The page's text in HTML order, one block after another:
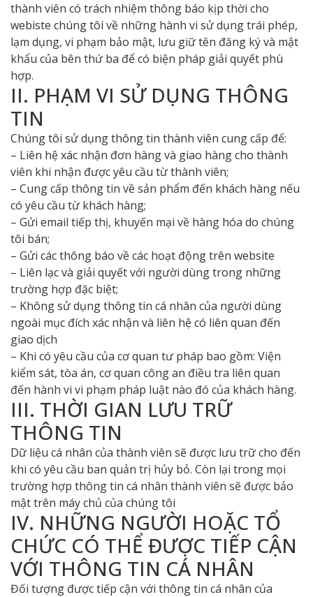
thành viên có trách nhiệm thông báo kịp thời cho
webiste chúng tôi về những hành vi sử dụng trái phép,
lạm dụng, vi phạm bảo mật, lưu giữ tên đăng ký và mật
khẩu của bên thứ ba để có biện pháp giải quyết phù
hợp.
II. PHẠM VI SỬ DỤNG THÔNG
TIN
Chúng tôi sử dụng thông tin thành viên cung cấp để:
– Liên hệ xác nhận đơn hàng và giao hàng cho thành
viên khi nhận được yêu cầu từ thành viên;
– Cung cấp thông tin về sản phẩm đến khách hàng nếu
có yêu cầu từ khách hàng;
– Gửi email tiếp thị, khuyến mại về hàng hóa do chúng
tôi bán;
– Gửi các thông báo về các hoạt động trên website
– Liên lạc và giải quyết với người dùng trong những
trường hợp đặc biệt;
– Không sử dụng thông tin cá nhân của người dùng
ngoài mục đích xác nhận và liên hệ có liên quan đến
giao dịch
– Khi có yêu cầu của cơ quan tư pháp bao gồm: Viện
kiểm sát, tòa án, cơ quan công an điều tra liên quan
đến hành vi vi phạm pháp luật nào đó của khách hàng.
III. THỜI GIAN LƯU TRỮ
THÔNG TIN
Dữ liệu cá nhân của thành viên sẽ được lưu trữ cho đến
khi có yêu cầu ban quản trị hủy bỏ. Còn lại trong mọi
trường hợp thông tin cá nhân thành viên sẽ được bảo
mật trên máy chủ của chúng tôi
IV. NHỮNG NGƯỜI HOẶC TỔ
CHỨC CÓ THỂ ĐƯỢC TIẾP CẬN
VỚI THÔNG TIN CÁ NHÂN
Đối tượng được tiếp cận với thông tin cá nhân của